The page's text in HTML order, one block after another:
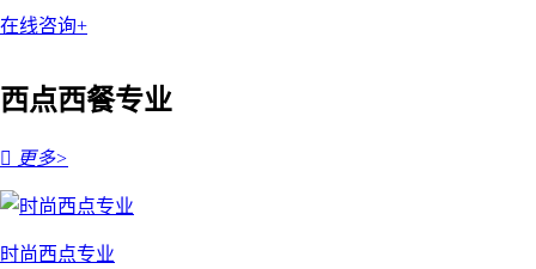
在线咨询+
西点西餐专业
 更多>
时尚西点专业